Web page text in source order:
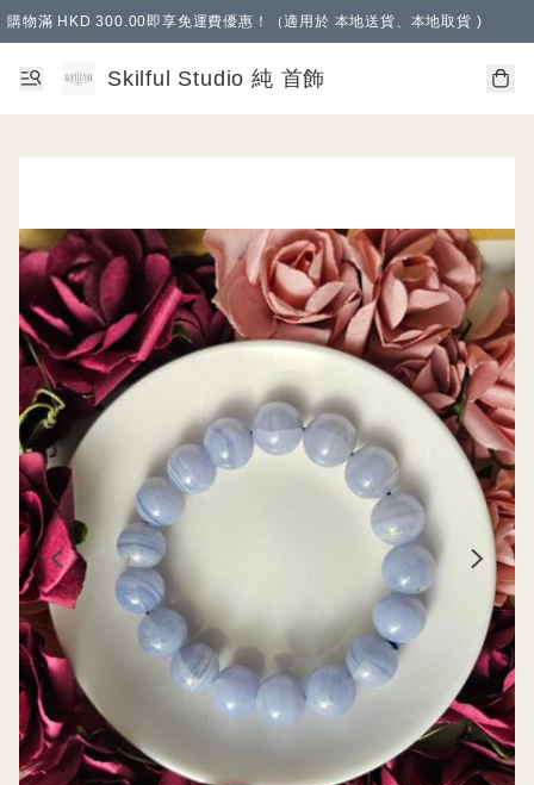
購物滿 HKD 300.00即享免運費優惠！（適用於 本地送貨、本地取貨 )
Skilful Studio 純 首飾